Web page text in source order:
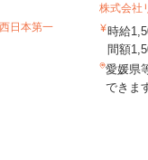
日本第一
株式会社
時給
間額
愛媛県
できま